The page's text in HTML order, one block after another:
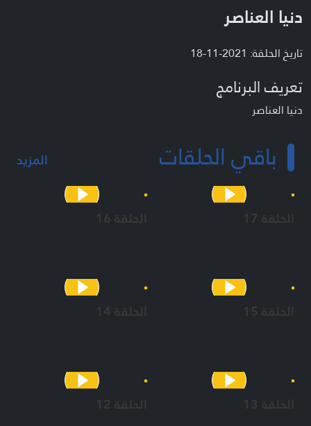
دنيا العناصر
تاريخ الحلقة: 2021-11-18
تعريف البرنامج
دنيا العناصر
باقي الحلقات المزيد
الحلقة 17 الحلقة 16
الحلقة 15 الحلقة 14
الحلقة 13 الحلقة 12